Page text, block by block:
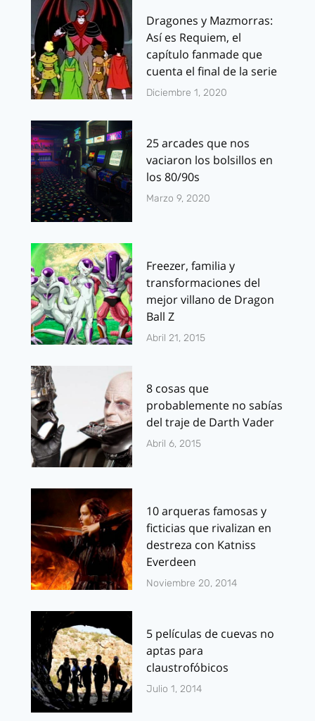
Dragones y Mazmorras:
Así es Requiem, el
capítulo fanmade que
cuenta el final de la serie
Diciembre 1, 2020
25 arcades que nos
vaciaron los bolsillos en
los 80/90s
Marzo 9, 2020
Freezer, familia y
transformaciones del
mejor villano de Dragon
Ball Z
Abril 21, 2015
8 cosas que
probablemente no sabías
del traje de Darth Vader
Abril 6, 2015
10 arqueras famosas y
ficticias que rivalizan en
destreza con Katniss
Everdeen
Noviembre 20, 2014
5 películas de cuevas no
aptas para
claustrofóbicos
Julio 1, 2014